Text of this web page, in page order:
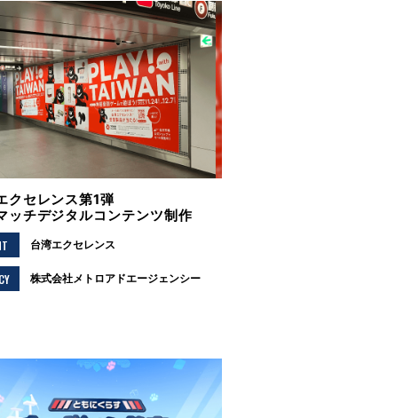
クセレンス第1弾
ッチデジタルコンテンツ制作
台湾エクセレンス
株式会社メトロアドエージェンシー